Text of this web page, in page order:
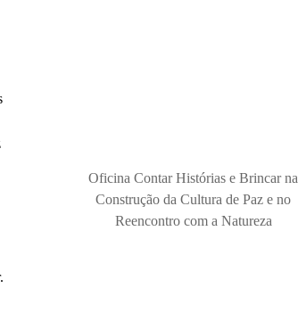
Oficina Contar Histórias e Brincar na
Construção da Cultura de Paz e no
Reencontro com a Natureza